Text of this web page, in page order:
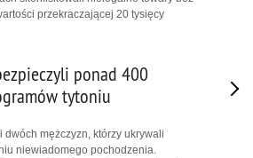
przekraczającej 20 tysięcy
ponad 400
tytoniu
mężczyzn, którzy ukrywali
niewiadomego pochodzenia.